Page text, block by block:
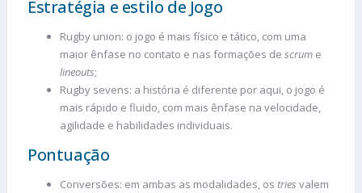
Estratégia e estilo de Jogo
Rugby union: o jogo é mais físico e tático, com uma
maior ênfase no contato e nas formações de scrum e
lineouts;
Rugby sevens: a história é diferente por aqui, o jogo é
mais rápido e fluido, com mais ênfase na velocidade,
agilidade e habilidades individuais.
Pontuação
Conversões: em ambas as modalidades, os tries valem